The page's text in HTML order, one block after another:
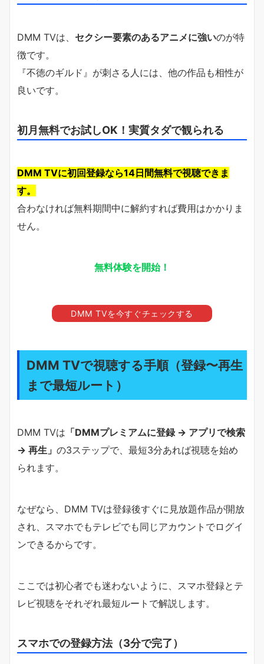
DMM TVは、 セクシー要素のあるアニメに強いのが特
徴です。
『不徳のギルド』が刺さる人には、他の作品も相性が
良いです。
初月無料でお試しOK！実質タダで観られる
DMM TVに初回登録なら14日間無料で視聴できま
す。
合わなければ無料期間中に解約すれば費用はかかりま
せん。
無料体験を開始！
DMM TVを今すぐチェックする
DMM TVで視聴する手順（登録〜再生
まで最短ルート）
DMM TVは 「DMMプレミアムに登録 → アプリで検索
→ 再生」 の3ステップで、最短3分あれば視聴を始め
られます。
なぜなら、DMM TVは登録後すぐに見放題作品が開放
され、スマホでもテレビでも同じアカウントでログイ
ンできるからです。
ここでは初心者でも迷わないように、スマホ登録とテ
レビ視聴をそれぞれ最短ルートで解説します。
スマホでの登録方法（3分で完了）